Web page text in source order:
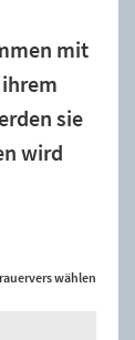
mit
sie
wird
wählen